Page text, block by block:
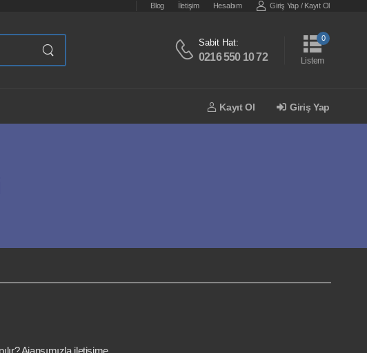
Blog İletişim Hesabım Giriş Yap / Kayıt Ol
Sabit Hat:
0216 550 10 72
0
Listem
Kayıt Ol Giriş Yap
Ajansımızla iletişime